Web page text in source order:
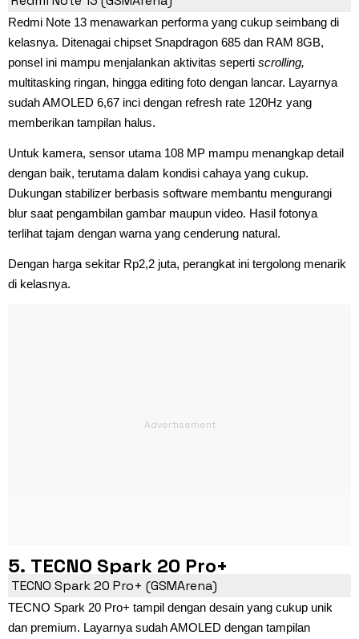
Redmi Note 13 menawarkan performa yang cukup seimbang di
kelasnya. Ditenagai chipset Snapdragon 685 dan RAM 8GB,
ponsel ini mampu menjalankan aktivitas seperti scrolling,
multitasking ringan, hingga editing foto dengan lancar. Layarnya
sudah AMOLED 6,67 inci dengan refresh rate 120Hz yang
memberikan tampilan halus.
Untuk kamera, sensor utama 108 MP mampu menangkap detail
dengan baik, terutama dalam kondisi cahaya yang cukup.
Dukungan stabilizer berbasis software membantu mengurangi
blur saat pengambilan gambar maupun video. Hasil fotonya
terlihat tajam dengan warna yang cenderung natural.
Dengan harga sekitar Rp2,2 juta, perangkat ini tergolong menarik
di kelasnya.
5. TECNO Spark 20 Pro+
TECNO Spark 20 Pro+ (GSMArena)
TECNO Spark 20 Pro+ tampil dengan desain yang cukup unik
dan premium. Layarnya sudah AMOLED dengan tampilan